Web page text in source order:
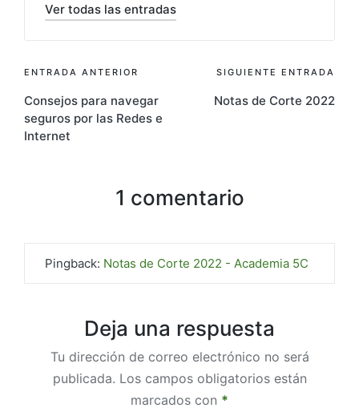
Ver todas las entradas
ENTRADA ANTERIOR
Consejos para navegar
seguros por las Redes e
Internet
SIGUIENTE ENTRADA
Notas de Corte 2022
1 comentario
Pingback: Notas de Corte 2022 - Academia 5C
Deja una respuesta
Tu dirección de correo electrónico no será
publicada. Los campos obligatorios están
marcados con *